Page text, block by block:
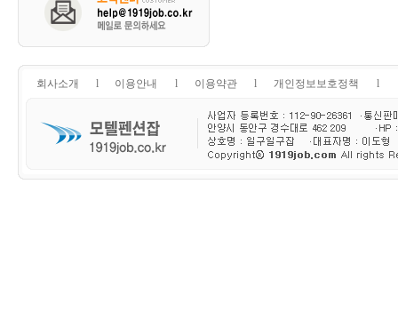
회사소개 l 이용안내 l 이용약관 l 개인정보보호정책 l